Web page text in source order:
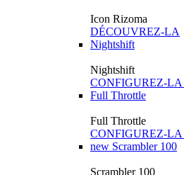
Icon Rizoma
DÉCOUVREZ-LA
Nightshift
Nightshift
CONFIGUREZ-LA
Full Throttle
Full Throttle
CONFIGUREZ-LA
new Scrambler 100
Scrambler 100